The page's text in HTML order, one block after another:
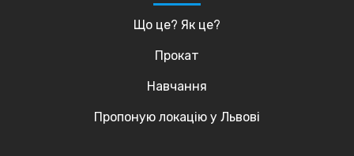
Що це? Як це?
Прокат
Навчання
Пропоную локацію у Львові